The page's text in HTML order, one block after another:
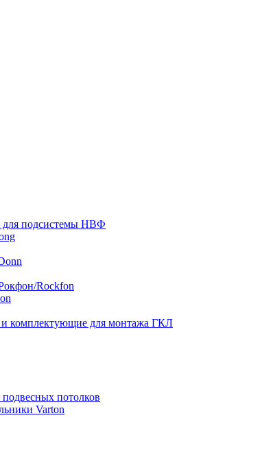
подсистемы НВФ
Rockfon
комплектующие для монтажа ГКЛ
потолков
Varton